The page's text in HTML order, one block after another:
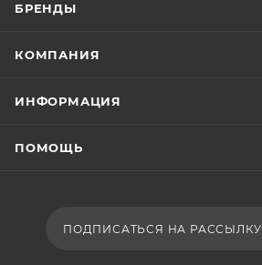
БРЕНДЫ
КОМПАНИЯ
ИНФОРМАЦИЯ
ПОМОЩЬ
ПОДПИСАТЬСЯ НА РАССЫЛКУ